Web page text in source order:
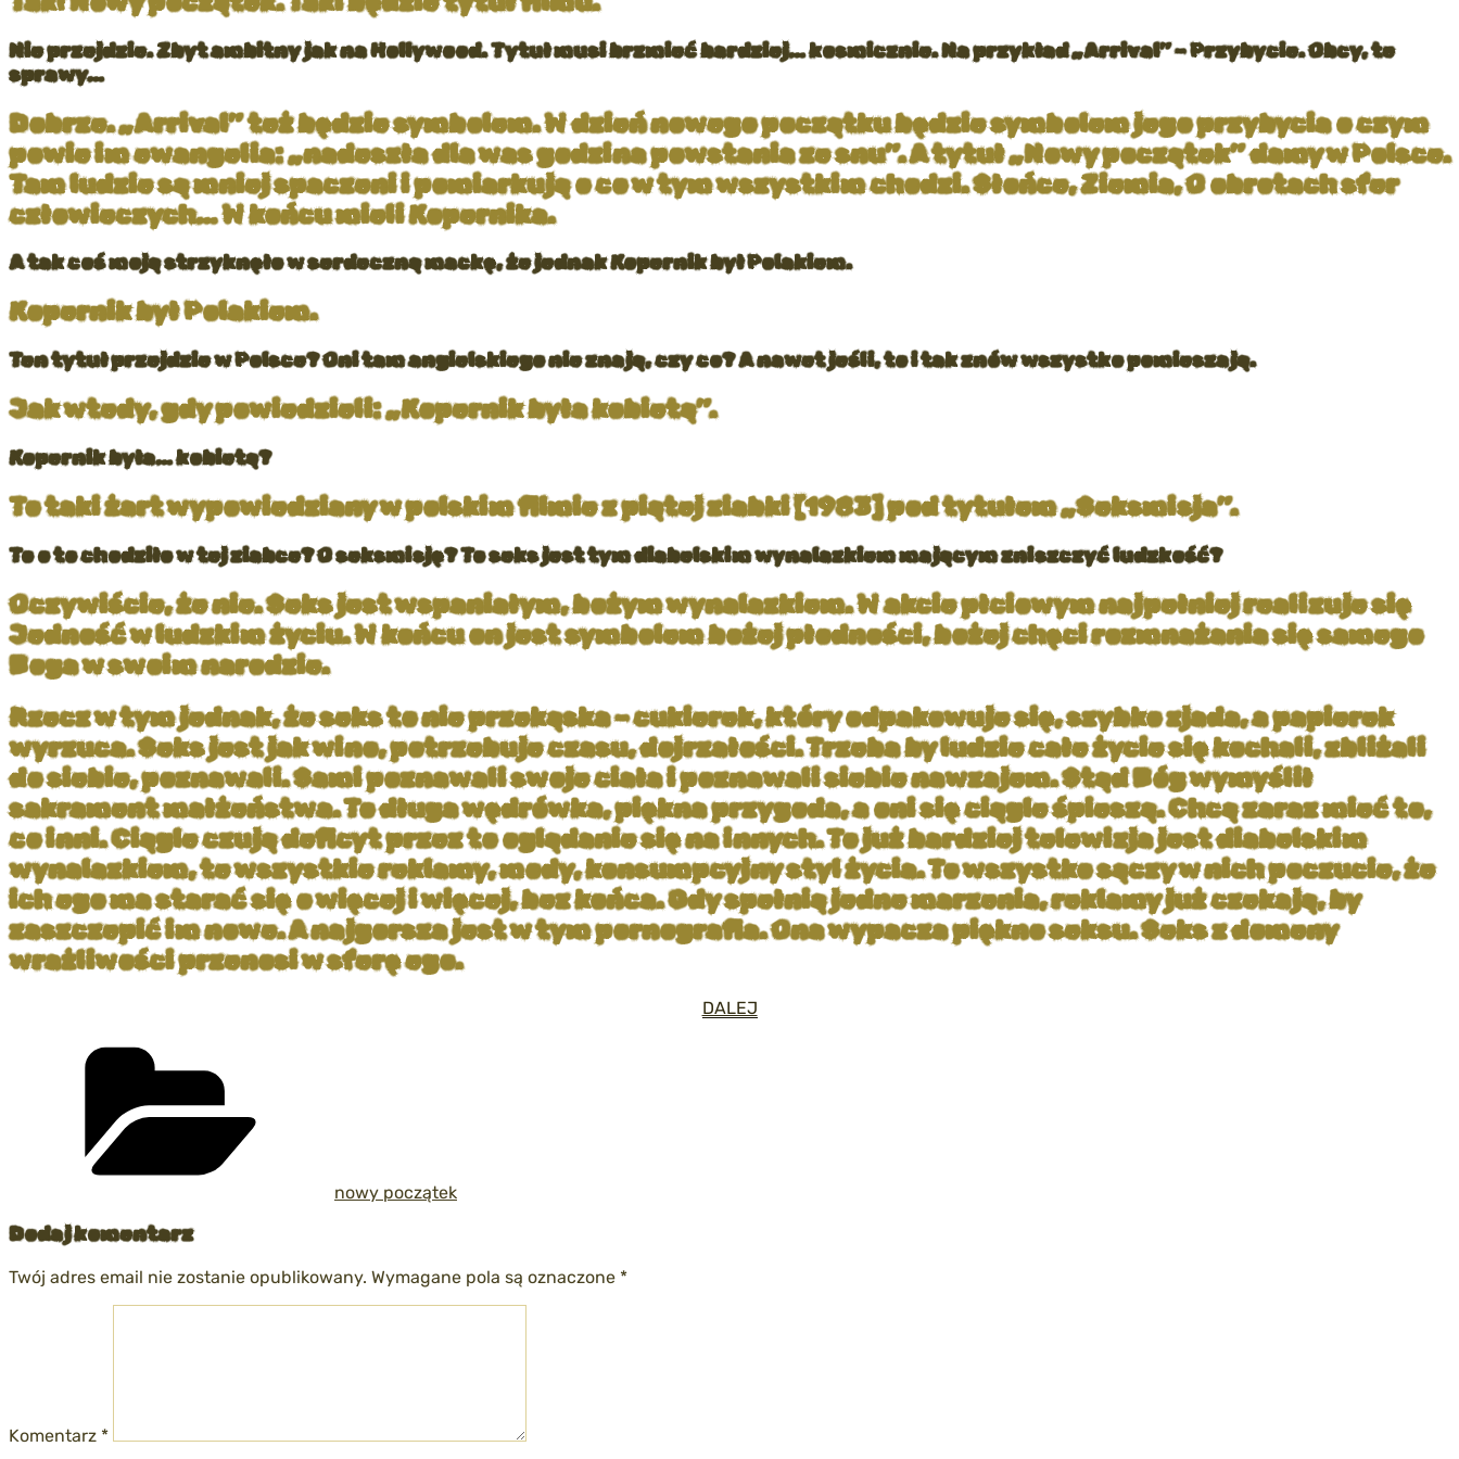
Nie przejdzie. Zbyt ambitny jak na Hollywood. Tytuł musi brzmieć bardziej… kosmicznie. Na przykład „Arrival” – Przybycie. Obcy, te
sprawy…
Dobrze. „Arrival” też będzie symbolem. W dzień nowego początku będzie symbolem jego przybycia o czym
powie im ewangelia: „nadeszła dla was godzina powstania ze snu”. A tytuł „Nowy początek” damy w Polsce.
Tam ludzie są mniej spaczeni i pomiarkują o co w tym wszystkim chodzi. Słońce, Ziemia, O obrotach sfer
człowieczych… W końcu mieli Kopernika.
A tak coś moją strzyknęło w serdeczną mackę, że jednak Kopernik był Polakiem.
Kopernik był Polakiem.
Ten tytuł przejdzie w Polsce? Oni tam angielskiego nie znają, czy co? A nawet jeśli, to i tak znów wszystko pomieszają.
Jak wtedy, gdy powiedzieli: „Kopernik była kobietą”.
Kopernik była… kobietą?
To taki żart wypowiedziany w polskim filmie z piątej ziabki [1983] pod tytułem „Seksmisja”.
To o to chodziło w tej ziabce? O seksmisję? To seks jest tym diabelskim wynalazkiem mającym zniszczyć ludzkość?
Oczywiście, że nie. Seks jest wspaniałym, bożym wynalazkiem. W akcie płciowym najpełniej realizuje się
Jedność w ludzkim życiu. W końcu on jest symbolem bożej płodności, bożej chęci rozmnażania się samego
Boga w swoim narodzie.
Rzecz w tym jednak, że seks to nie przekąska – cukierek, który odpakowuje się, szybko zjada, a papierek
wyrzuca. Seks jest jak wino, potrzebuje czasu, dojrzałości. Trzeba by ludzie całe życie się kochali, zbliżali
do siebie, poznawali. Sami poznawali swoje ciała i poznawali siebie nawzajem. Stąd Bóg wymyślił
sakrament małżeństwa. To długa wędrówka, piękna przygoda, a oni się ciągle śpieszą. Chcą zaraz mieć to,
co inni. Ciągle czują deficyt przez to oglądanie się na innych. To już bardziej telewizja jest diabelskim
wynalazkiem, te wszystkie reklamy, mody, konsumpcyjny styl życia. To wszystko sączy w nich poczucie, że
ich ego ma starać się o więcej i więcej, bez końca. Gdy spełnią jedne marzenia, reklamy już czekają, by
zaszczepić im nowe. A najgorsza jest w tym pornografia. Ona wypacza piękno seksu. Seks z domeny
wrażliwości przenosi w sferę ego.
DALEJ
nowy początek
Dodaj komentarz
Twój adres email nie zostanie opublikowany. Wymagane pola są oznaczone *
Komentarz *